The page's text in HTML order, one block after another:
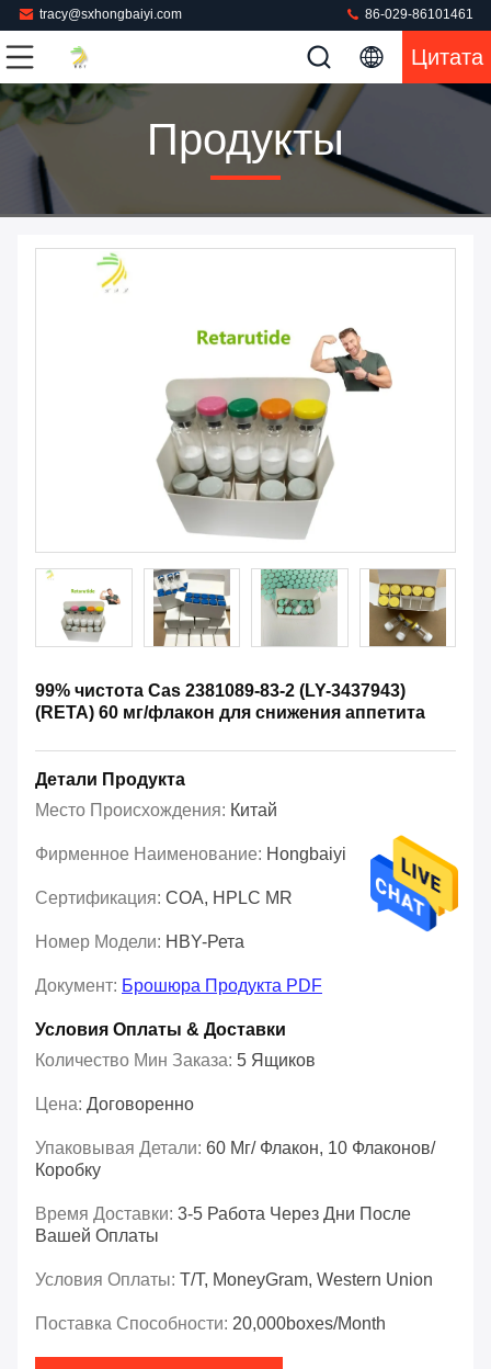
tracy@sxhongbaiyi.com 86-029-86101461
Цитата
Продукты
99% чистота Cas 2381089-83-2 (LY-3437943)
(RETA) 60 мг/флакон для снижения аппетита
Детали Продукта
Место Происхождения: Китай
Фирменное Наименование: Hongbaiyi
Сертификация: COA, HPLC MR
Номер Модели: HBY-Рета
Документ: Брошюра Продукта PDF
Условия Оплаты & Доставки
Количество Мин Заказа: 5 Ящиков
Цена: Договоренно
Упаковывая Детали: 60 Мг/ Флакон, 10 Флаконов/
Коробку
Время Доставки: 3-5 Работа Через Дни После
Вашей Оплаты
Условия Оплаты: T/T, MoneyGram, Western Union
Поставка Способности: 20,000boxes/Month